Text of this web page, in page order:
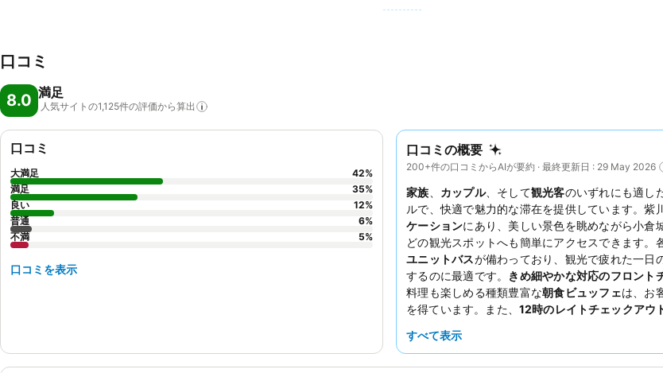
口コミ
8.0 満足
人気サイトの1,125件の評価から算出
口コミの概要
200+件の口コミからAIが要約 · 最終更新日 : 29 May 2026
家族 カップル、そして観光客のいずれにも適し
ルで、快適で魅力的な滞在を提供しています。紫
ケーションにあり、美しい景色を眺めながら小倉
どの観光スポットへも簡単にアクセスできます。
ユニットバスが備わっており、観光で疲れた一日
するのに最適です。 きめ細やかな対応のフロント
料理も楽しめる種類豊富な朝食ビュッフェは、お
を得ています。また、 12時のレイトチェックアウ
すべて表示
口コミ
大満足 42%
満足
35%
良い
12%
普通
6%
不満
5%
口コミを表示